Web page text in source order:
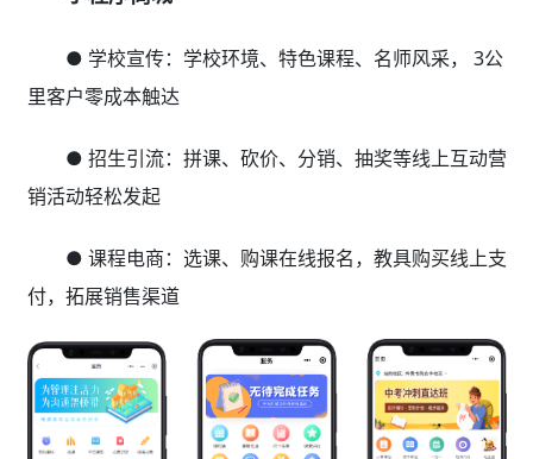
● 学校宣传：学校环境、特色课程、名师风采， 3公
里客户零成本触达
● 招生引流：拼课、砍价、分销、抽奖等线上互动营
销活动轻松发起
● 课程电商：选课、购课在线报名，教具购买线上支
付，拓展销售渠道